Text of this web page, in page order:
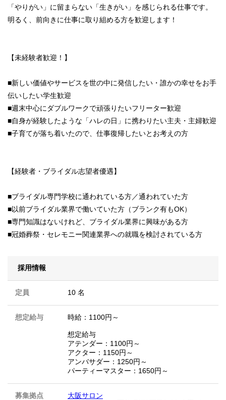
「やりがい」に留まらない「生きがい」を感じられる仕事です。
明るく、前向きに仕事に取り組める方を歓迎します！
【未経験者歓迎！】
■新しい価値やサービスを世の中に発信したい・誰かの幸せをお手
伝いしたい学生歓迎
■週末中心にダブルワークで頑張りたいフリーター歓迎
■自身が経験したような「ハレの日」に携わりたい主夫・主婦歓迎
■子育てが落ち着いたので、仕事復帰したいとお考えの方
【経験者・ブライダル志望者優遇】
■ブライダル専門学校に通われている方／通われていた方
■以前ブライダル業界で働いていた方（ブランク有もOK）
■専門知識はないけれど、ブライダル業界に興味がある方
■冠婚葬祭・セレモニー関連業界への就職を検討されている方
採用情報
定員 10 名
想定給与 時給：1100円～
想定給与
アテンダー：1100円～
アクター：1150円～
アンバサダー：1250円～
パーティーマスター：1650円～
募集拠点
大阪サロン